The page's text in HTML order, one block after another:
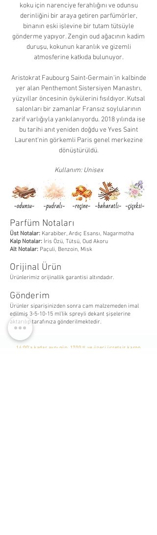
koku için narenciye ferahlığını ve odunsu
derinliğini bir araya getiren parfümörler,
binanın eski işlevine bir tutam tütsüyle
gönderme yapıyor. Zengin oud ağacının kadim
duruşu, kokunun karanlık ve gizemli
atmosferine katkıda bulunuyor.
Aristokrat Faubourg Saint-Germain'in kalbinde
yer alan Penthemont Sistersiyen Manastırı,
yüzyıllar öncesinin öykülerini fısıldıyor. Kutsal
salonları bir zamanlar Fransız soylularının
zarif varlığıyla yankılanıyordu. 2018 yılında ise
bu tarihi anıt yeniden doğdu ve Yves Saint
Laurent'nin görkemli Paris genel merkezine
dönüştürüldü.
Kullanım: Unisex
Parfüm Notaları
Üst Notalar: Karabiber, Ardıç Esansı, Nagarmotha
Kalp Notalar: İris Özü, Tütsü, Oud Akoru
Alt Notalar: Paçuli, Benzoin, Misk
Orijinal Ürün
Ürünlerimiz orijinallik garantisi altındadır.
Gönderim
Ürünler siparişinizden sonra cam malzemeden imal
edilmiş 3-5-10-15 ml’lik spreyli dekant şişelerine
aktarılıp tarafınıza gönderilmektedir.
14:00'a kadar aynı gün, 1700 tl ve üzeri ücretsiz kargo